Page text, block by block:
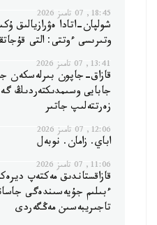
18:45, 07 تامىز 2026
شولپان-اتادا ەۋرازيالىق
وتىرىسى ءوتتى: التى
13:41, 07 تامىز 2026
قازاق-جاپون بىرلەسكەن
جابايى وسىمدىكتەردىڭ
زەرتتەلىپ جاتىر
12:06, 07 تامىز 2026
اباي. زامان. نوبەل
11:06, 07 تامىز 2026
قازاقستاندىق مەكتەپ
ءبىلىم جۇيەسىندەگى
تاجىريبەسىن مەڭگەردى